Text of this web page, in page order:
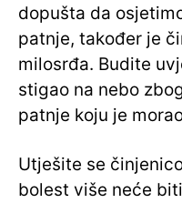
dopušta da
patnje, također je
milosrđa. Budite
stigao na nebo
patnje koju je
Utješite se
bolest više neće